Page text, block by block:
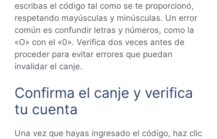
escribas el código tal como se te proporcionó,
respetando mayúsculas y minúsculas. Un error
común es confundir letras y números, como la
«O» con el «0». Verifica dos veces antes de
proceder para evitar errores que puedan
invalidar el canje.
Confirma el canje y verifica
tu cuenta
Una vez que hayas ingresado el código, haz clic